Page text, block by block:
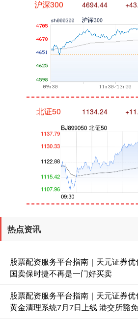
北证50 1134.24
创业板指 3563.12
基金指数 7242.10
热点资讯
股票配资服务平台指南｜天元证券
国卖保时捷不再是一门好买卖
股票配资服务平台指南｜天元证券
黄金清理系统7月7日上线 港交所豁